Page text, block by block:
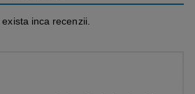
exista inca recenzii.